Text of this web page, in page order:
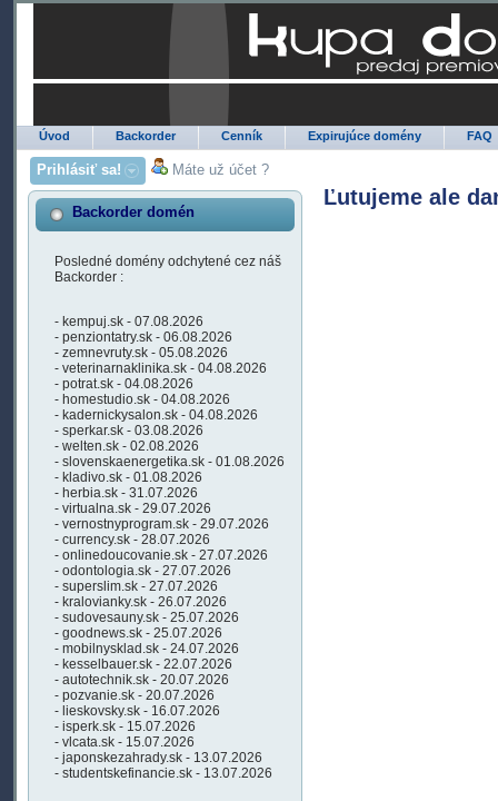
Úvod Backorder Cenník Expirujúce domény FAQ
Prihlásiť sa! Máte už účet ?
Backorder domén
Posledné domény odchytené cez náš
Backorder :
- kempuj.sk - 07.08.2026
- penziontatry.sk - 06.08.2026
- zemnevruty.sk - 05.08.2026
- veterinarnaklinika.sk - 04.08.2026
- potrat.sk - 04.08.2026
- homestudio.sk - 04.08.2026
- kadernickysalon.sk - 04.08.2026
- sperkar.sk - 03.08.2026
- welten.sk - 02.08.2026
- slovenskaenergetika.sk - 01.08.2026
- kladivo.sk - 01.08.2026
- herbia.sk - 31.07.2026
- virtualna.sk - 29.07.2026
- vernostnyprogram.sk - 29.07.2026
- currency.sk - 28.07.2026
- onlinedoucovanie.sk - 27.07.2026
- odontologia.sk - 27.07.2026
- superslim.sk - 27.07.2026
- kralovianky.sk - 26.07.2026
- sudovesauny.sk - 25.07.2026
- goodnews.sk - 25.07.2026
- mobilnysklad.sk - 24.07.2026
- kesselbauer.sk - 22.07.2026
- autotechnik.sk - 20.07.2026
- pozvanie.sk - 20.07.2026
- lieskovsky.sk - 16.07.2026
- isperk.sk - 15.07.2026
- vlcata.sk - 15.07.2026
- japonskezahrady.sk - 13.07.2026
- studentskefinancie.sk - 13.07.2026
Ľutujeme ale